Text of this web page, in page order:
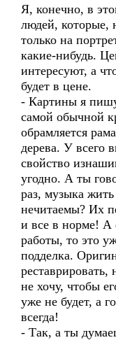
Я, конечно, в
людей, которые,
только на
какие-нибудь.
интересуют, а
будет в цене.
- Картины я
самой обычной
обрамляется
дерева. У всего
свойство
угодно. А ты
раз, музыка
нечитаемы? Их
и все в норме! А
работы, то это
подделка.
не хочу, чтобы
уже не будет, а
всегда!
- Так, а ты